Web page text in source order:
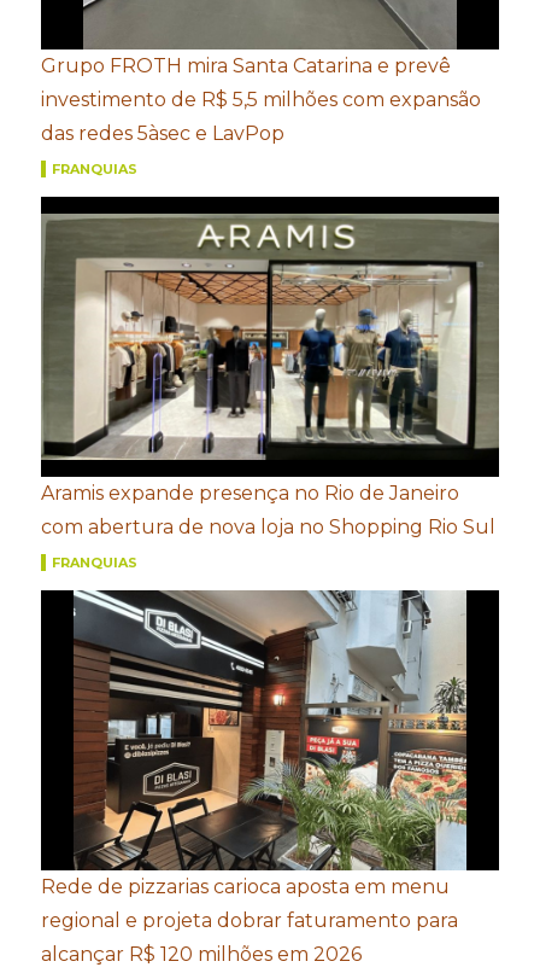
Grupo FROTH mira Santa Catarina e prevê
investimento de R$ 5,5 milhões com expansão
das redes 5àsec e LavPop
FRANQUIAS
Aramis expande presença no Rio de Janeiro
com abertura de nova loja no Shopping Rio Sul
FRANQUIAS
Rede de pizzarias carioca aposta em menu
regional e projeta dobrar faturamento para
alcançar R$ 120 milhões em 2026